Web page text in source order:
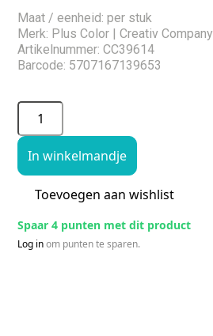
Maat / eenheid: per stuk
Merk: Plus Color | Creativ Company
Artikelnummer: CC39614
Barcode: 5707167139653
In winkelmandje
Toevoegen aan wishlist
Spaar 4 punten met dit product
Log inom punten te sparen.